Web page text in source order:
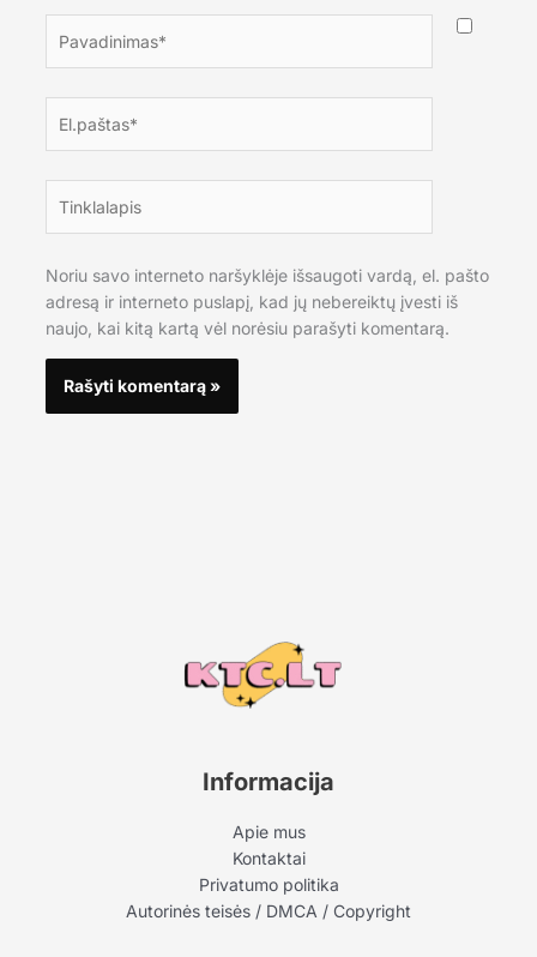
Noriu savo interneto naršyklėje išsaugoti vardą, el. pašto
adresą ir interneto puslapį, kad jų nebereiktų įvesti iš
naujo, kai kitą kartą vėl norėsiu parašyti komentarą.
Informacija
Apie mus
Kontaktai
Privatumo politika
Autorinės teisės / DMCA / Copyright